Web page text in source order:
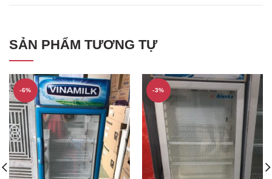
SẢN PHẨM TƯƠNG TỰ
-6% -3%